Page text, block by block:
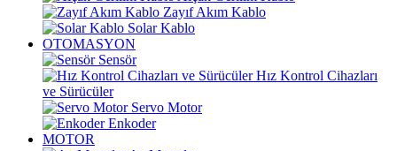
Zayıf Akım Kablo
Solar Kablo
OTOMASYON
Sensör
Hız Kontrol Cihazları
ve Sürücüler
Servo Motor
Enkoder
MOTOR